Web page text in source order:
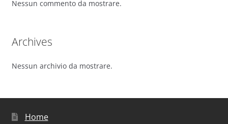
Nessun commento da mostrare.
Archives
Nessun archivio da mostrare.
Home